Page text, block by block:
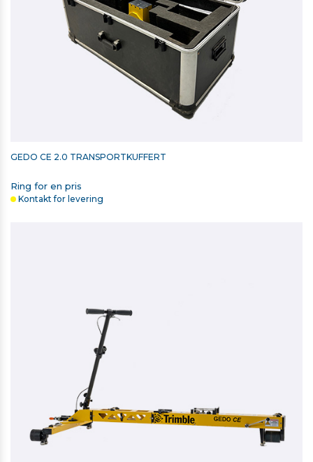
GEDO CE 2.0 TRANSPORTKUFFERT
Ring for en pris
Kontakt for levering